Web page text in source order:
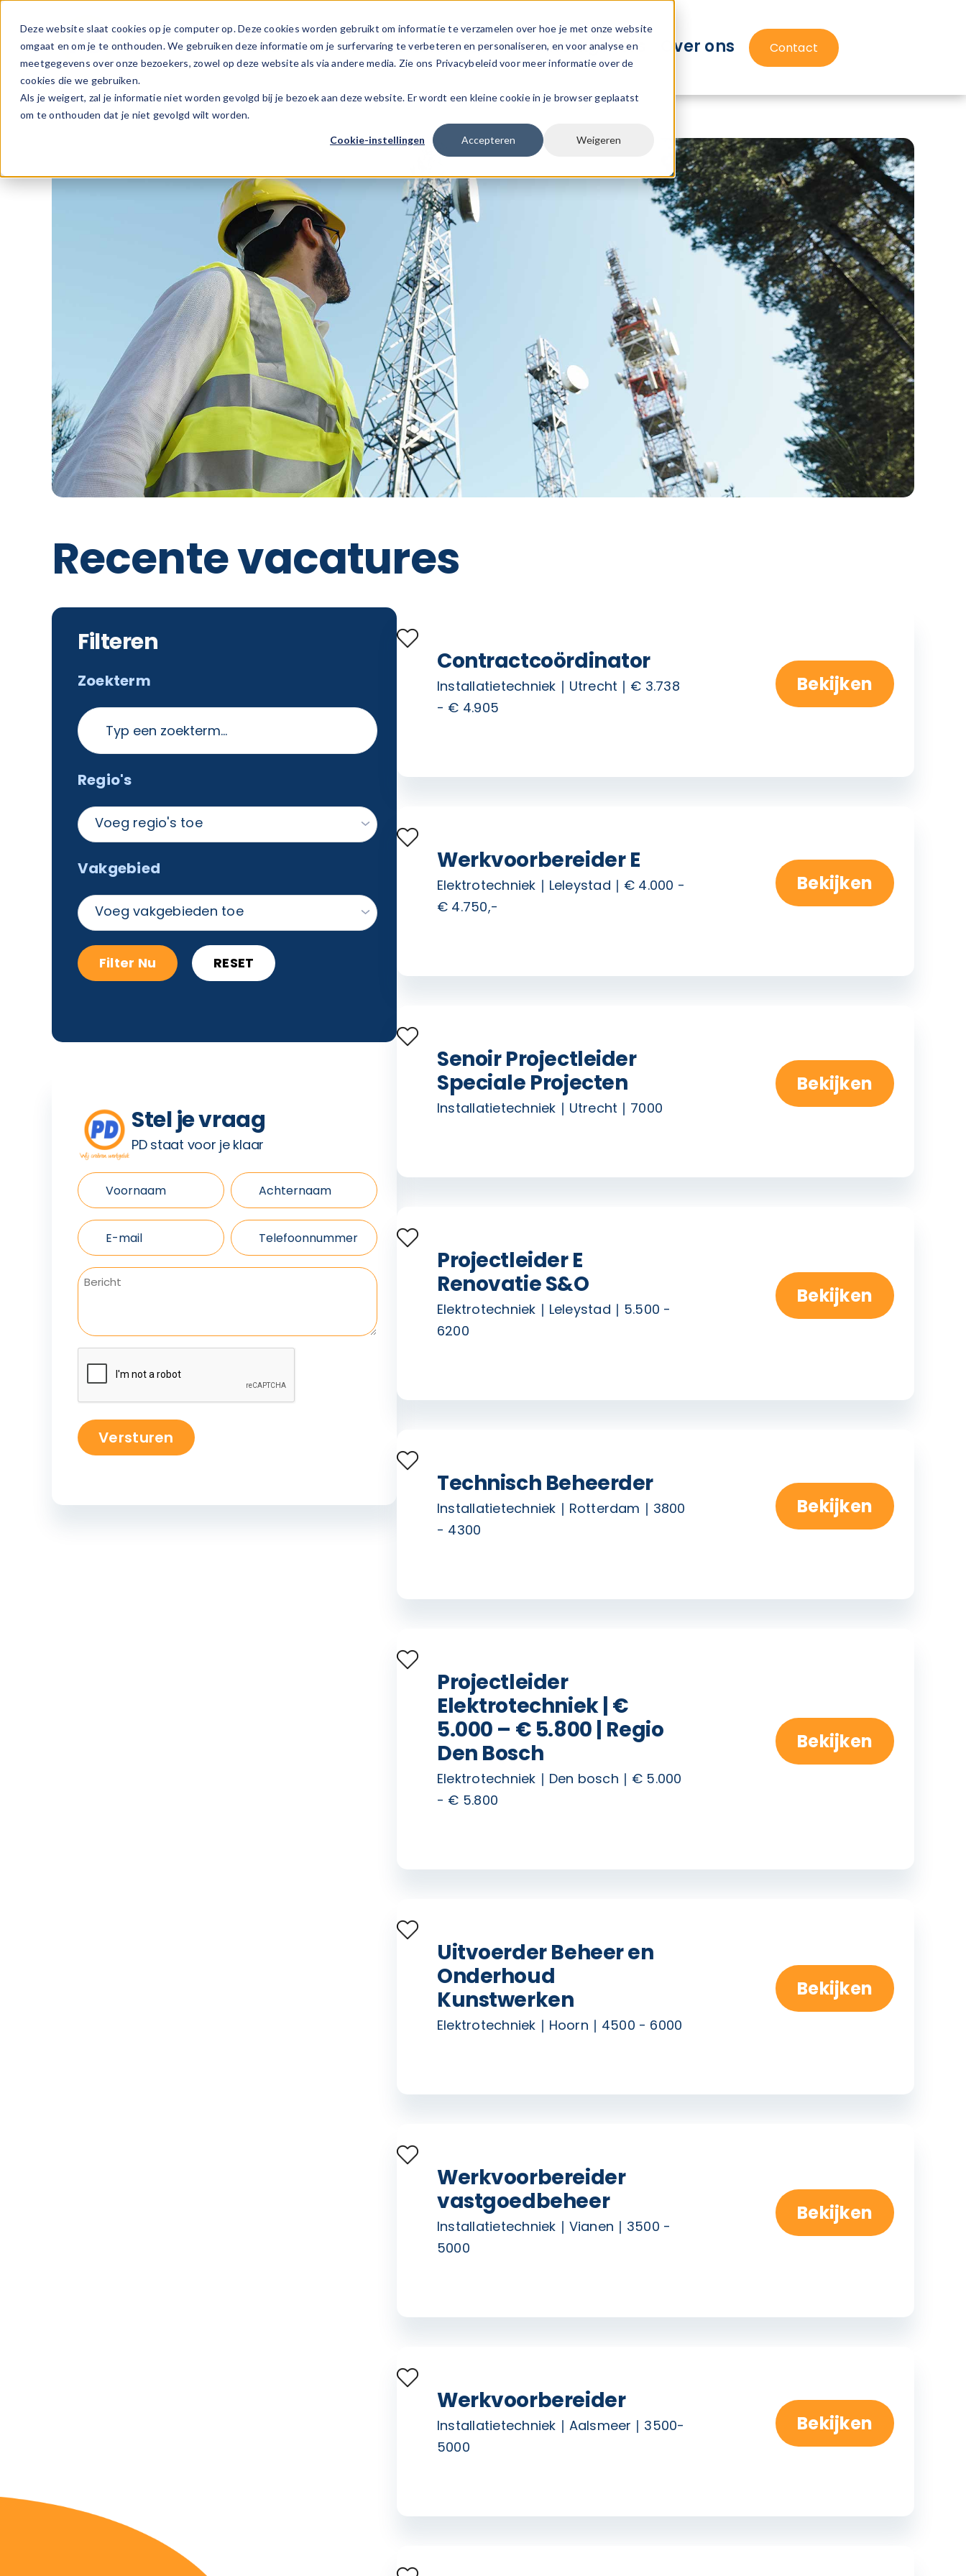
Deze website slaat cookies op je computer op. Deze cookies worden gebruikt om informatie te verzamelen over hoe je met onze website
omgaat en om je te onthouden. We gebruiken deze informatie om je surfervaring te verbeteren en personaliseren, en voor analyse en
meetgegevens over onze bezoekers, zowel op deze website als via andere media. Zie ons Privacybeleid voor meer informatie over de
cookies die we gebruiken.
Als je weigert, zal je informatie niet worden gevolgd bij je bezoek aan deze website. Er wordt een kleine cookie in je browser geplaatst
om te onthouden dat je niet gevolgd wilt worden.
Cookie-instellingen Accepteren Weigeren
naar
inhoud
Vacatures Voor werknemers Voor werkgevers Over ons Contact
Recente vacatures
Filteren
Zoekterm
Regio's
Voeg regio's toe
Vakgebied
Voeg vakgebieden toe
Filter Nu RESET
Stel je vraag
PD staat voor je klaar
Versturen
Contractcoördinator
Installatietechniek Utrecht
€ 3.738
- € 4.905
Bekijken
Werkvoorbereider E
Elektrotechniek Leleystad
€ 4.000 -
€ 4.750,-
Bekijken
Senoir Projectleider
Speciale Projecten
Installatietechniek Utrecht 7000
Bekijken
Projectleider E
Renovatie S&O
Elektrotechniek Leleystad
5.500 -
6200
Bekijken
Technisch Beheerder
Installatietechniek Rotterdam
3800
- 4300
Bekijken
Projectleider
Elektrotechniek | €
5.000 – € 5.800 | Regio
Den Bosch
Elektrotechniek Den bosch
€ 5.000
- € 5.800
Bekijken
Uitvoerder Beheer en
Onderhoud
Kunstwerken
Elektrotechniek Hoorn 4500 - 6000
Bekijken
Werkvoorbereider
vastgoedbeheer
Installatietechniek Vianen
3500 -
5000
Bekijken
Werkvoorbereider
Installatietechniek Aalsmeer
3500-
5000
Bekijken